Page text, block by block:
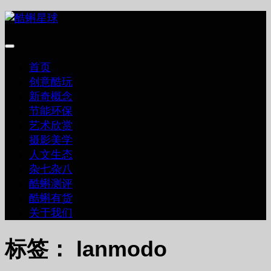
跳
内
首页
创意酷玩
新奇概念
节能环保
艺术欣赏
摄影美学
人文生态
杂七杂八
酷蝌测评
酷蝌有货
关于我们
标签： lanmodo